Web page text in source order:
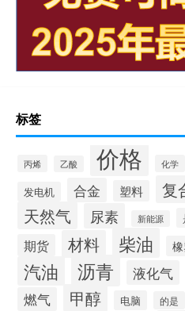
标签
丙烯 乙酸 价格 化学
发电机 合金 塑料 复
天然气 尿素 新能源
期货 材料 柴油
汽油 沥青 液化气
燃气 甲醇 电脑 的是